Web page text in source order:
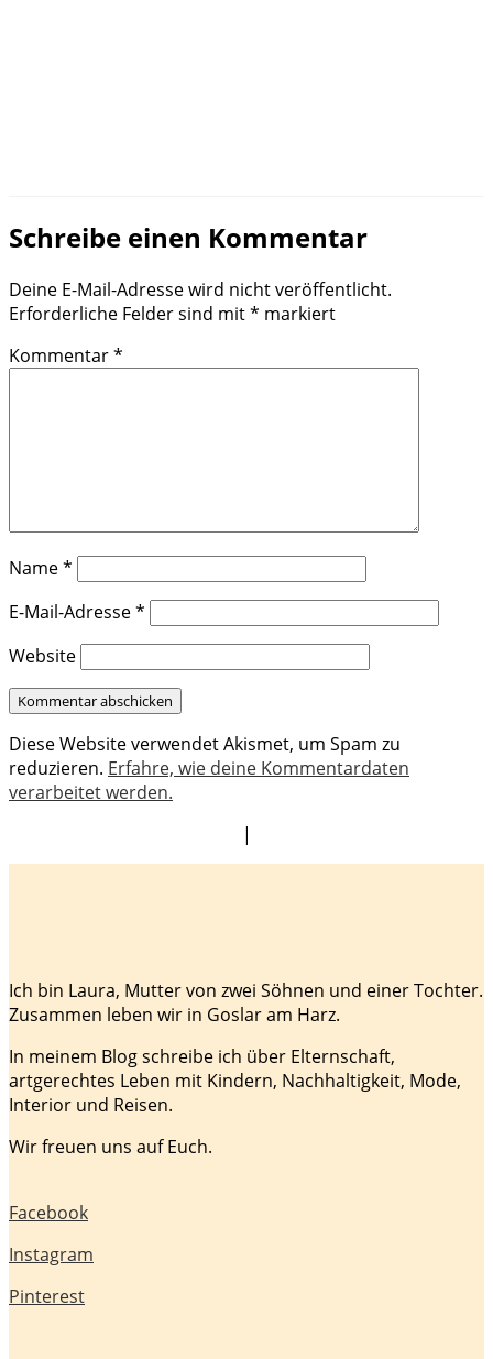
Schreibe einen Kommentar
Deine E-Mail-Adresse wird nicht veröffentlicht.
Erforderliche Felder sind mit* markiert
Kommentar*
Name*
E-Mail-Adresse*
Website
Diese Website verwendet Akismet, um Spam zu
reduzieren. Erfahre, wie deine Kommentardaten
verarbeitet werden.
|
Ich bin Laura, Mutter von zwei Söhnen und einer Tochter.
Zusammen leben wir in Goslar am Harz.
In meinem Blog schreibe ich über Elternschaft,
artgerechtes Leben mit Kindern, Nachhaltigkeit, Mode,
Interior und Reisen.
Wir freuen uns auf Euch.
Facebook
Instagram
Pinterest